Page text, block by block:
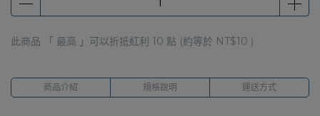
此商品 「 最高 」可以折抵紅利 10 點 (約等於 NT$10 )
商品介紹 規格說明 運送方式